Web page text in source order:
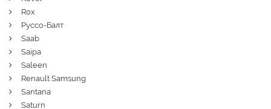
Rox
Руссо-Балт
Saab
Saipa
Saleen
Renault Samsung
Santana
Saturn